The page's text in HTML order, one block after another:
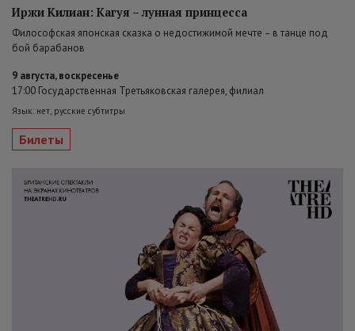
Иржи Килиан: Кагуя – лунная принцесса
Философская японская сказка о недостижимой мечте – в танце под
бой барабанов
9 августа, воскресенье
17:00 Государственная Третьяковская галерея, филиал
Язык: нет, русские субтитры
Билеты